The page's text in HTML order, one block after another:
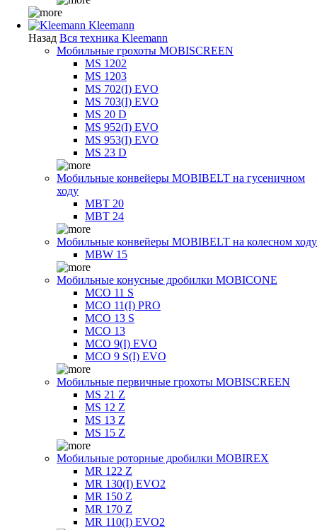
Kleemann
Назад Вся техника Kleemann
Мобильные грохоты MOBISCREEN
MS 1202
MS 1203
MS 702(I) EVO
MS 703(I) EVO
MS 20 D
MS 952(I) EVO
MS 953(I) EVO
MS 23 D
Мобильные конвейеры MOBIBELT на гусеничном
ходу
MBT 20
MBT 24
Мобильные конвейеры MOBIBELT на колесном ходу
MBW 15
Мобильные конусные дробилки MOBICONE
MCO 11 S
MCO 11(I) PRO
MCO 13 S
MCO 13
MCO 9(I) EVO
MCO 9 S(I) EVO
Мобильные первичные грохоты MOBISCREEN
MS 21 Z
MS 12 Z
MS 13 Z
MS 15 Z
Мобильные роторные дробилки MOBIREX
MR 122 Z
MR 130(I) EVO2
MR 150 Z
MR 170 Z
MR 110(I) EVO2